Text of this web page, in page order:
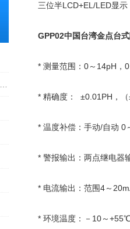
三位半LCD+EL/LED显示
GPP02中国台湾金点台
* 测量范围：0～14pH，
* 精确度： ±0.01PH，（
* 温度补偿：手动/自动
* 警报输出：两点继电器
* 电流输出：范围4～
* 环境温度：－10～